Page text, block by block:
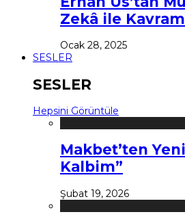
Zekâ ile
Ocak 28, 2025
SESLER
SESLER
Hepsini Görüntüle
Makbet’ten
Kalbim”
Şubat 19, 2026